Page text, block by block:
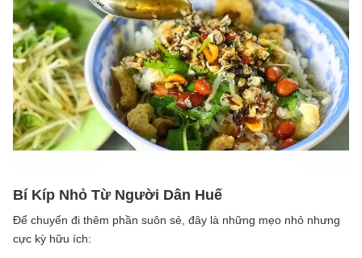
Bí Kíp Nhỏ Từ Người Dân Huế
Để chuyến đi thêm phần suôn sẻ, đây là những mẹo nhỏ nhưng
cực kỳ hữu ích: